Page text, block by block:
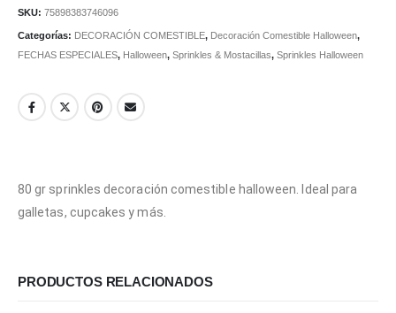
SKU: 75898383746096
Categorías: DECORACIÓN COMESTIBLE, Decoración Comestible Halloween,
FECHAS ESPECIALES, Halloween, Sprinkles & Mostacillas, Sprinkles Halloween
80 gr sprinkles decoración comestible halloween. Ideal para
galletas, cupcakes y más.
PRODUCTOS RELACIONADOS